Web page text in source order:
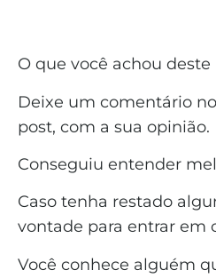
O que você achou
Deixe um comentário
post, com a sua opinião.
Conseguiu entender
Caso tenha restado
vontade para entrar em
Você conhece alguém